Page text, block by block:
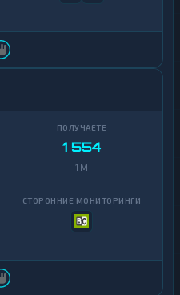
1 554
1 M